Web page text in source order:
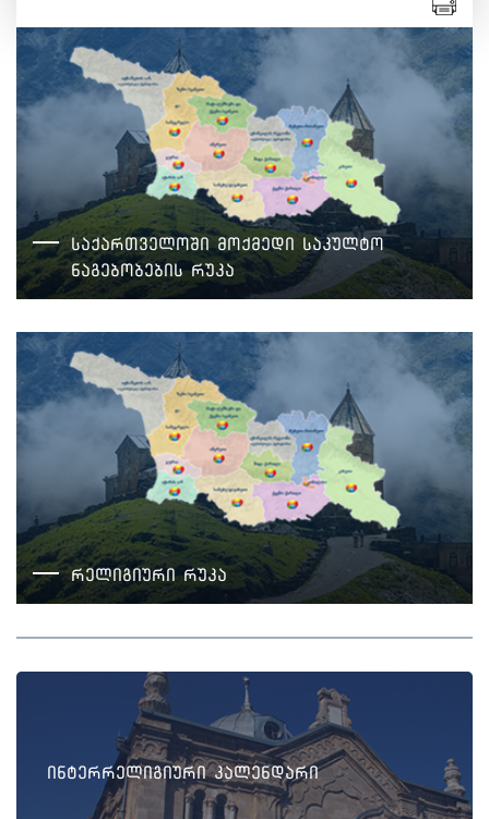
საქართველოში მოქმედი საკულტო
ნაგებობების რუკა
რელიგიური რუკა
ინტერრელიგიური კალენდარი